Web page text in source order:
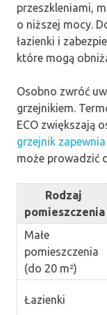
przeszkleniami,
o niższej mocy.
łazienki i
które mogą
Osobno zwróć
grzejnikiem.
ECO zwiększają
grzejnik
może prowadzić
Rodzaj
pomieszczenia
Małe
pomieszczenia
(do 20 m²)
Łazienki